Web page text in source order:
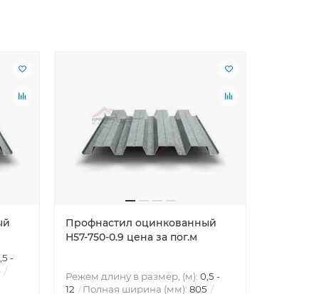
-
Профнастил оцинкованный
Н57-750-0.9 цена за пог.м
Режем длину в размер, (м): 0,5 -
12
Полная ширина (мм): 805